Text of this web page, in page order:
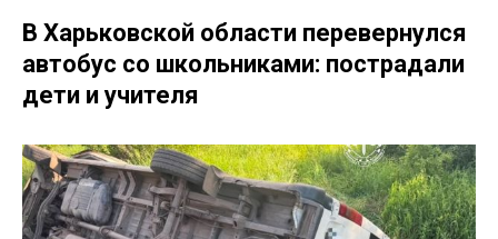
В Харьковской области перевернулся
автобус со школьниками: пострадали
дети и учителя